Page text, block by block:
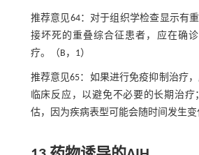
推荐意见64：对于组织学检查显示有
接坏死的重叠综合征患者，应在确
疗。（B，1）
推荐意见65：如果进行免疫抑制治疗
临床反应，以避免不必要的长期治疗
估，因为疾病表型可能会随时间发生变